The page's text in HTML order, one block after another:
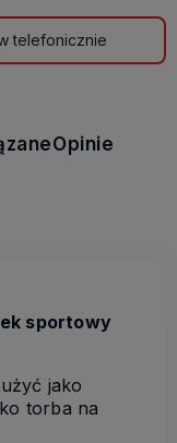
telefonicznie
Opinie
sportowy
jako
torba na